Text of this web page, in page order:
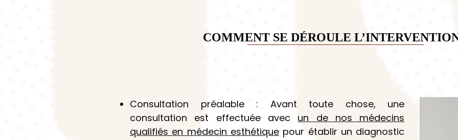
COMMENT SE DÉROULE
Consultation préalable : Avant toute chose, une
consultation est effectuée avec un de nos médecins
qualifiés en médecin esthétique pour établir un diagnostic